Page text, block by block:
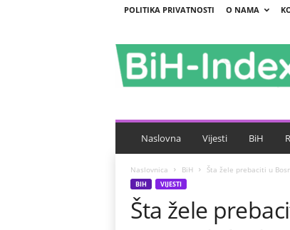
POLITIKA PRIVATNOSTI O NAMA
i
H
d
x
Naslovna Vijesti BiH
Naslovnica BiH Šta žele prebaciti u
BIH VIJESTI
Šta žele